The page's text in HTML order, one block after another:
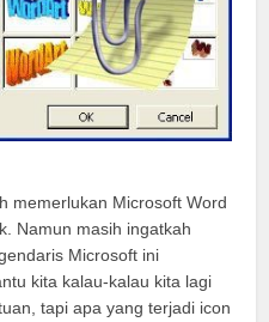
memerlukan Microsoft Word
Namun masih ingatkah
Microsoft ini
kita kalau-kalau kita lagi
tapi apa yang terjadi icon